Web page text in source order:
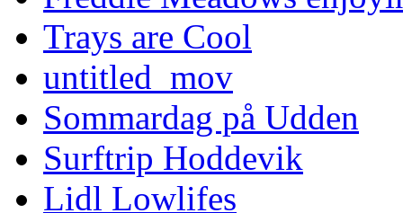
Trays are Cool
untitled_mov
Sommardag på Udden
Surftrip Hoddevik
Lidl Lowlifes